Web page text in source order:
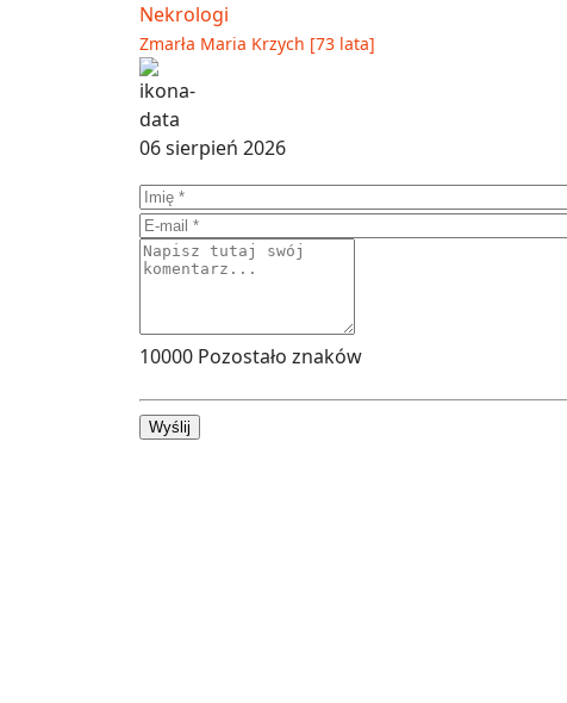
Nekrologi
Zmarła Maria Krzych [73 lata]
06 sierpień 2026
10000 Pozostało znaków
Wyślij